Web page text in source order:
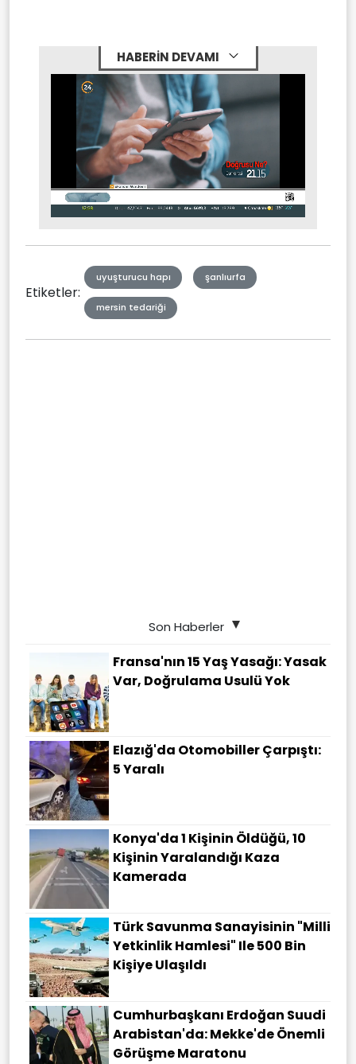
HABERİN DEVAMI
Mute Stream
Etiketler:
uyuşturucu hapı şanlıurfa
mersin tedariği
Son Haberler
Fransa'nın 15 Yaş Yasağı: Yasak
Var, Doğrulama Usulü Yok
Elazığ'da Otomobiller Çarpıştı:
5 Yaralı
Konya'da 1 Kişinin Öldüğü, 10
Kişinin Yaralandığı Kaza
Kamerada
Türk Savunma Sanayisinin "Milli
Yetkinlik Hamlesi" Ile 500 Bin
Kişiye Ulaşıldı
Cumhurbaşkanı Erdoğan Suudi
Arabistan'da: Mekke'de Önemli
Görüşme Maratonu